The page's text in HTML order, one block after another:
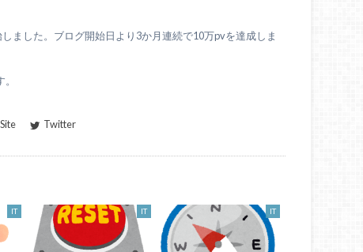
ました。ブログ開始日より3か月連続で10万pvを達成しま
Twitter
IT IT IT